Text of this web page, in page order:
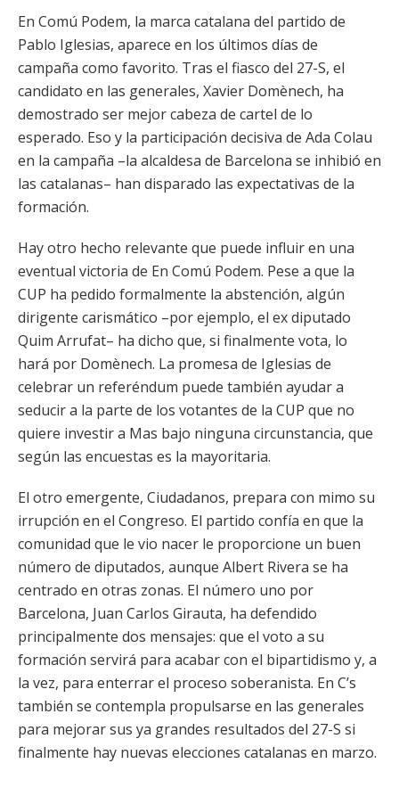
En Comú Podem, la marca catalana del partido de
Pablo Iglesias, aparece en los últimos días de
campaña como favorito. Tras el fiasco del 27-S, el
candidato en las generales, Xavier Domènech, ha
demostrado ser mejor cabeza de cartel de lo
esperado. Eso y la participación decisiva de Ada Colau
en la campaña –la alcaldesa de Barcelona se inhibió en
las catalanas– han disparado las expectativas de la
formación.
Hay otro hecho relevante que puede influir en una
eventual victoria de En Comú Podem. Pese a que la
CUP ha pedido formalmente la abstención, algún
dirigente carismático –por ejemplo, el ex diputado
Quim Arrufat– ha dicho que, si finalmente vota, lo
hará por Domènech. La promesa de Iglesias de
celebrar un referéndum puede también ayudar a
seducir a la parte de los votantes de la CUP que no
quiere investir a Mas bajo ninguna circunstancia, que
según las encuestas es la mayoritaria.
El otro emergente, Ciudadanos, prepara con mimo su
irrupción en el Congreso. El partido confía en que la
comunidad que le vio nacer le proporcione un buen
número de diputados, aunque Albert Rivera se ha
centrado en otras zonas. El número uno por
Barcelona, Juan Carlos Girauta, ha defendido
principalmente dos mensajes: que el voto a su
formación servirá para acabar con el bipartidismo y, a
la vez, para enterrar el proceso soberanista. En C’s
también se contempla propulsarse en las generales
para mejorar sus ya grandes resultados del 27-S si
finalmente hay nuevas elecciones catalanas en marzo.